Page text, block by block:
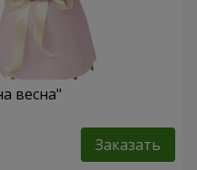
весна"
Заказать